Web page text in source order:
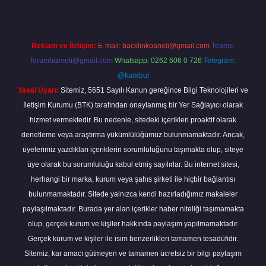
Reklam ve İletişim: E-mail: backlinkpaneli@gmail.com Teams:
forumhizmeti@gmail.com Whatsapp: 0262 606 0 726 Telegram:
@karabul
Yasal Uyarı: Sitemiz, 5651 Sayılı Kanun gereğince Bilgi Teknolojileri ve
İletişim Kurumu (BTK) tarafından onaylanmış bir Yer Sağlayıcı olarak
hizmet vermektedir. Bu nedenle, sitedeki içerikleri proaktif olarak
denetleme veya araştırma yükümlülüğümüz bulunmamaktadır. Ancak,
üyelerimiz yazdıkları içeriklerin sorumluluğunu taşımakta olup, siteye
üye olarak bu sorumluluğu kabul etmiş sayılırlar. Bu internet sitesi,
herhangi bir marka, kurum veya şahıs şirketi ile hiçbir bağlantısı
bulunmamaktadır. Sitede yalnızca kendi hazırladığımız makaleler
paylaşılmaktadır. Burada yer alan içerikler haber niteliği taşımamakta
olup, gerçek kurum ve kişiler hakkında paylaşım yapılmamaktadır.
Gerçek kurum ve kişiler ile isim benzerlikleri tamamen tesadüfidir.
Sitemiz, kar amacı gütmeyen ve tamamen ücretsiz bir bilgi paylaşım